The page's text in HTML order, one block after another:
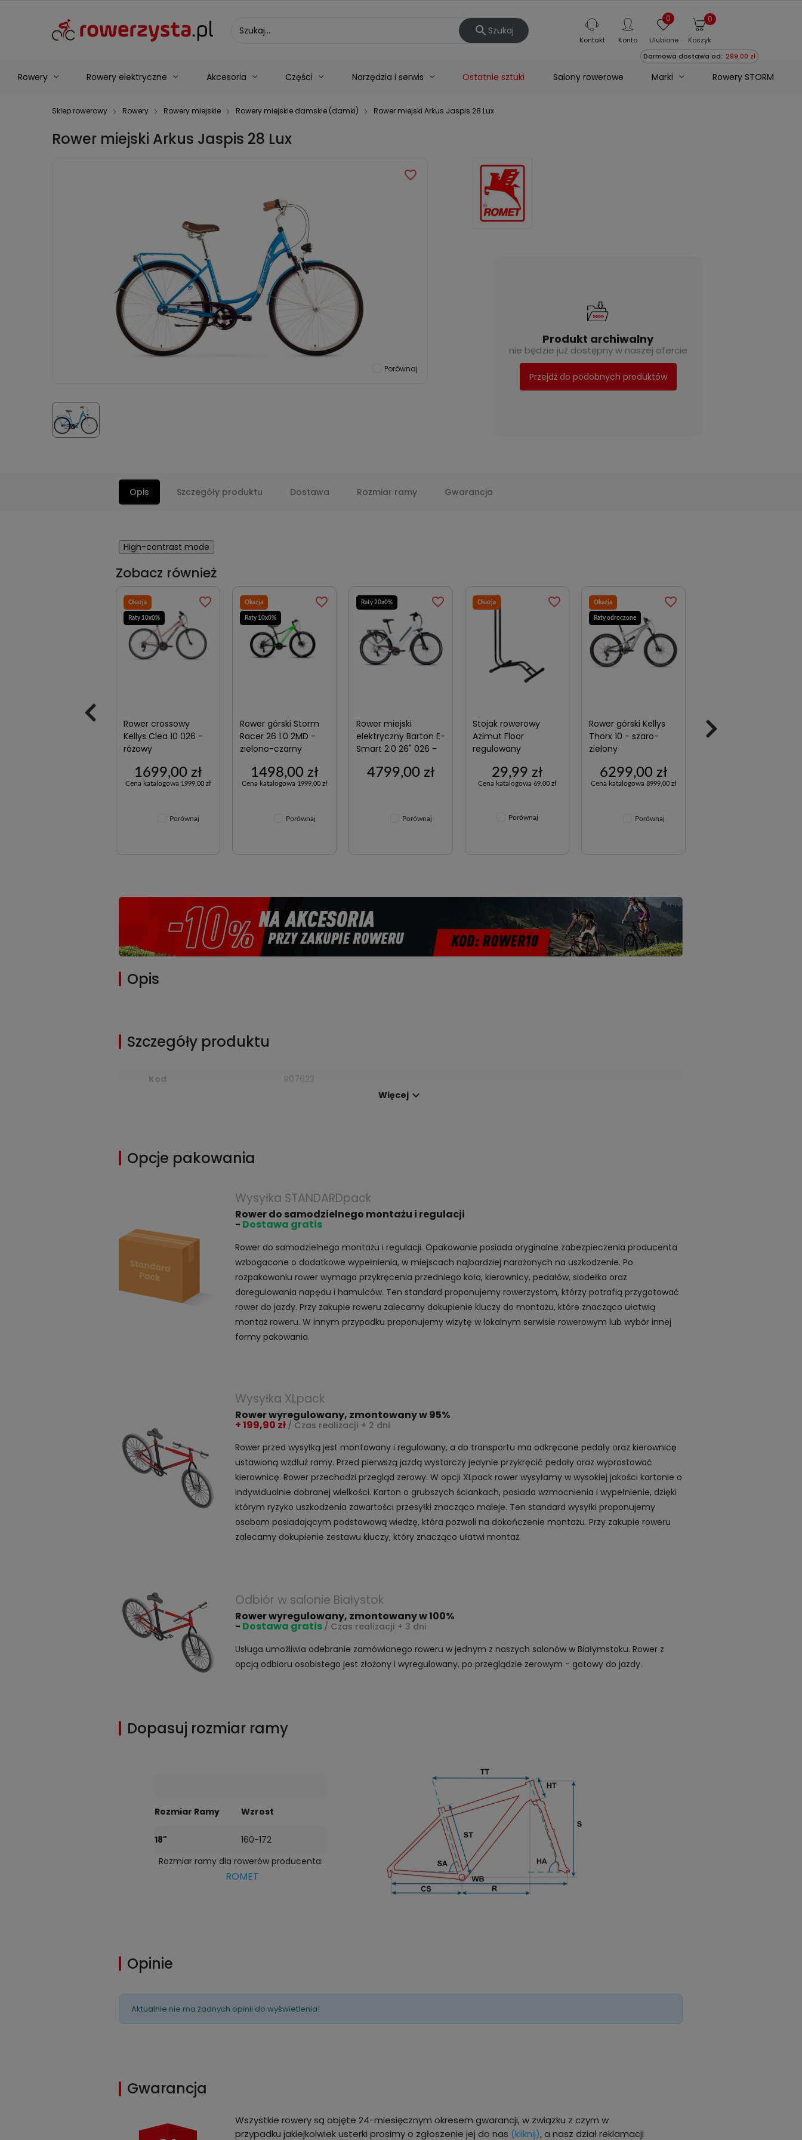
 Szukaj
0
Koszyk
Darmowa dostawa od: 299.00 zł
Ulubione
0
Konto
Kontakt
Rowery Rowery elektryczne Akcesoria Części Narzędzia i serwis Ostatnie sztuki Salony rowerowe Marki Rowery STORM
Sklep rowerowy Rowery Rowery miejskie Rowery miejskie damskie (damki) Rower miejski Arkus Jaspis 28 Lux
Rower miejski Arkus Jaspis 28 Lux
favorite_border
Porównaj
Produkt archiwalny
nie będzie już dostępny w naszej ofercie
Przejdź do podobnych produktów
Opis Szczegóły produktu Dostawa Rozmiar ramy Gwarancja
High-contrast mode
Zobacz również
favorite_border
Okazja
Raty 10x0%
Rower crossowy
Kellys Clea 10 026 -
różowy
1699,00 zł
Cena katalogowa 1999,00 zł
Porównaj
favorite_border
Okazja
Raty 10x0%
Rower górski Storm
Racer 26 1.0 2MD -
zielono-czarny
1498,00 zł
Cena katalogowa 1999,00 zł
Porównaj
favorite_border
Raty 20x0%
Rower miejski
elektryczny Barton E-
Smart 2.0 26" 026 -
4799,00 zł
Porównaj
favorite_border
Okazja
Stojak rowerowy
Azimut Floor
regulowany
29,99 zł
Cena katalogowa69,00 zł
Porównaj
favorite_border
Okazja
Raty odroczone
Rower górski Kellys
Thorx 10 - szaro-
zielony
6299,00 zł
Cena katalogowa8999,00 zł
Porównaj
Rower trekkingowy
Storm Marathon 8.0
Opis
Szczegóły produktu
Kod
R07623
Więcej 
Opcje pakowania
Wysyłka STANDARDpack
Rower do samodzielnego montażu i regulacji
- Dostawa gratis
Rower do samodzielnego montażu i regulacji. Opakowanie posiada oryginalne zabezpieczenia producenta
wzbogacone o dodatkowe wypełnienia, w miejscach najbardziej narażonych na uszkodzenie. Po
rozpakowaniu rower wymaga przykręcenia przedniego koła, kierownicy, pedałów, siodełka oraz
doregulowania napędu i hamulców. Ten standard proponujemy rowerzystom, którzy potrafią przygotować
rower do jazdy. Przy zakupie roweru zalecamy dokupienie kluczy do montażu, które znacząco ułatwią
montaż roweru. W innym przypadku proponujemy wizytę w lokalnym serwisie rowerowym lub wybór innej
formy pakowania.
Wysyłka XLpack
Rower wyregulowany, zmontowany w 95%
+ 199,90 zł / Czas realizacji + 2 dni
Rower przed wysyłką jest montowany i regulowany, a do transportu ma odkręcone pedały oraz kierownicę
ustawioną wzdłuż ramy. Przed pierwszą jazdą wystarczy jedynie przykręcić pedały oraz wyprostować
kierownicę. Rower przechodzi przegląd zerowy. W opcji XLpack rower wysyłamy w wysokiej jakości kartonie o
indywidualnie dobranej wielkości. Karton o grubszych ściankach, posiada wzmocnienia i wypełnienie, dzięki
którym ryzyko uszkodzenia zawartości przesyłki znacząco maleje. Ten standard wysyłki proponujemy
osobom posiadającym podstawową wiedzę, która pozwoli na dokończenie montażu. Przy zakupie roweru
zalecamy dokupienie zestawu kluczy, który znacząco ułatwi montaż.
Odbiór w salonie Białystok
Rower wyregulowany, zmontowany w 100%
- Dostawa gratis / Czas realizacji + 3 dni
Usługa umożliwia odebranie zamówionego roweru w jednym z naszych salonów w Białymstoku. Rower z
opcją odbioru osobistego jest złożony i wyregulowany, po przeglądzie zerowym - gotowy do jazdy.
Dopasuj rozmiar ramy
Rozmiar Ramy Wzrost
18"
160-172
Rozmiar ramy dla rowerów producenta:
ROMET
Opinie
Aktualnie nie ma żadnych opinii do wyświetlenia!
Gwarancja
Wszystkie rowery są objęte 24-miesięcznym okresem gwarancji, w związku z czym w
przypadku jakiejkolwiek usterki prosimy o zgłoszenie jej do nas (kliknij), a nasz dział reklamacji